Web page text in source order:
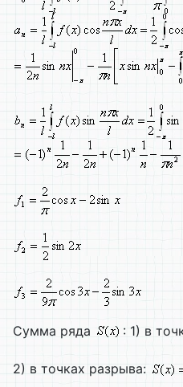
Сумма ряда : 1) в
2) в точках разрыва: